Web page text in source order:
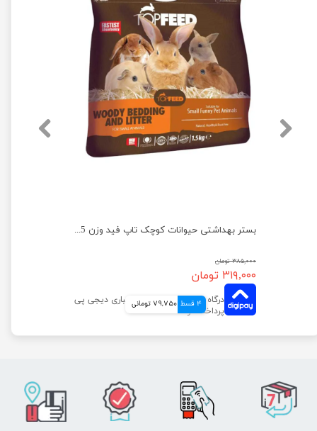
بستر بهداشتی حیوانات کوچک تاپ فید وزن 1.5 کیلوگرم
۳۸۵,۰۰۰ تومان
۳۱۹,۰۰۰ تومان
4 قسط 79,750 تومانی